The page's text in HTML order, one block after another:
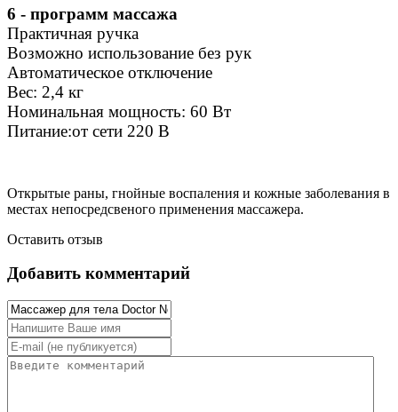
6 - программ массажа
Практичная ручка
Возможно использование без рук
Автоматическое отключение
Вес: 2,4 кг
Номинальная мощность: 60 Вт
Питание:от сети 220 В
Открытые раны, гнойные воспаления и кожные заболевания в
местах непосредсвеного применения массажера.
Оставить отзыв
Добавить комментарий